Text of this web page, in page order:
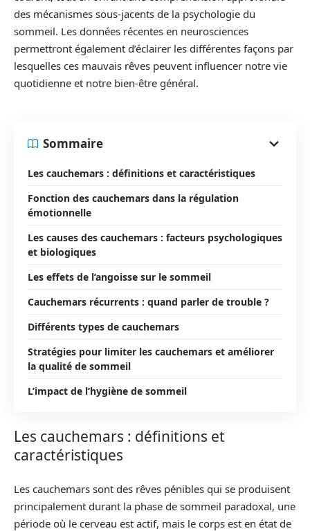
des mécanismes sous-jacents de la psychologie du
sommeil. Les données récentes en neurosciences
permettront également d’éclairer les différentes façons par
lesquelles ces mauvais rêves peuvent influencer notre vie
quotidienne et notre bien-être général.
Sommaire
Les cauchemars : définitions et caractéristiques
Fonction des cauchemars dans la régulation
émotionnelle
Les causes des cauchemars : facteurs psychologiques
et biologiques
Les effets de l’angoisse sur le sommeil
Cauchemars récurrents : quand parler de trouble ?
Différents types de cauchemars
Stratégies pour limiter les cauchemars et améliorer
la qualité de sommeil
L’impact de l’hygiène de sommeil
Les cauchemars : définitions et
caractéristiques
Les cauchemars sont des rêves pénibles qui se produisent
principalement durant la phase de sommeil paradoxal, une
période où le cerveau est actif, mais le corps est en état de